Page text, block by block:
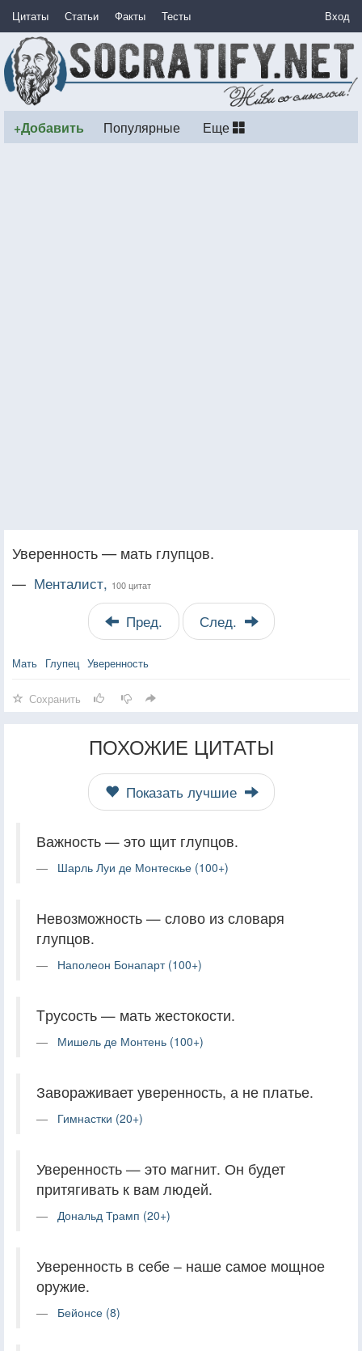
Цитаты Статьи Факты Тесты Вход
+Добавить Популярные Еще
Уверенность — мать глупцов.
— Менталист, 100 цитат
Пред. След.
Мать Глупец Уверенность
Сохранить
ПОХОЖИЕ ЦИТАТЫ
Показать лучшие
Важность — это щит глупцов.
Шарль Луи де Монтескье (100+)
Невозможность — слово из словаря
глупцов.
Наполеон Бонапарт (100+)
Tрусость — мать жестокости.
Мишель де Монтень (100+)
Завораживает уверенность, а не платье.
Гимнастки (20+)
Уверенность — это магнит. Он будет
притягивать к вам людей.
Дональд Трамп (20+)
Уверенность в себе – наше самое мощное
оружие.
Бейонсе (8)